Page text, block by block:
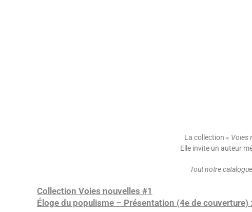
La collection « Voies
Elle invite un auteur
Tout notre
Collection Voies nouvelles #1
Éloge du populisme – Présentation (4e de couverture) :